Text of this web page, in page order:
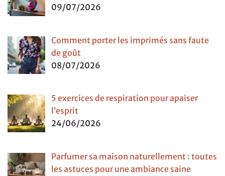
09/07/2026
Comment porter les imprimés sans faute
de goût
08/07/2026
5 exercices de respiration pour apaiser
l’esprit
24/06/2026
Parfumer sa maison naturellement : toutes
les astuces pour une ambiance saine